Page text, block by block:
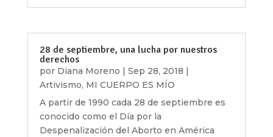
28 de septiembre, una lucha por nuestros
derechos
por Diana Moreno Sep 28, 2018
Artivismo, MI CUERPO ES MÍO
A partir de 1990 cada 28 de septiembre es
conocido como el Día por la
Despenalización del Aborto en América